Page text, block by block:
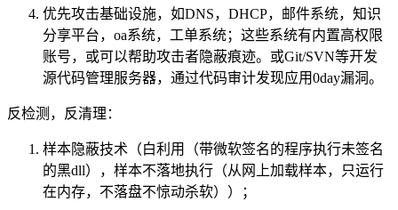
优先攻击基础设施，如DNS，DHCP，邮件系统，知识
分享平台，oa系统，工单系统；这些系统有内置高权限
账号，或可以帮助攻击者隐蔽痕迹。或Git/SVN等开发
源代码管理服务器，通过代码审计发现应用0day漏洞。
反检测，反清理：
样本隐蔽技术（白利用（带微软签名的程序执行未签名
的黑dll），样本不落地执行（从网上加载样本，只运行
在内存，不落盘不惊动杀软））；